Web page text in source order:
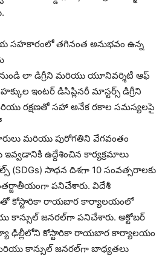
తగినంత అనుభవం ఉన్న
లా డిగ్రీని మరియు యూనివర్శిటీ ఆఫ్
ఇంటర్ డిసిప్లినరీ మాస్టర్స్ డిగ్రీని
రక్షణతో సహా అనేక రకాల సమస్యలపై
మరియు పురోగతిని వేగవంతం
ఉద్దేశించిన కార్యక్రమాలు
(SDGs) సాధన దిశగా 10 సంవత్సరాలకు
పనిచేశారు. విదేశీ
కోస్టారికా రాయబార కార్యాలయంలో
కాన్సుల్ జనరల్‌గా పనిచేశారు. అక్టోబర్
ఢిల్లీలోని కోస్టారికా రాయబార కార్యాలయం
కాన్సుల్ జనరల్‌గా బాధ్యతలు